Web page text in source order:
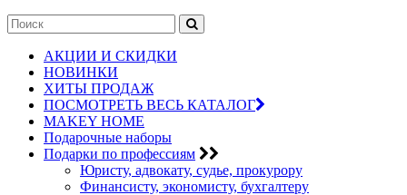
АКЦИИ И СКИДКИ
НОВИНКИ
ХИТЫ ПРОДАЖ
ПОСМОТРЕТЬ ВЕСЬ КАТАЛОГ
MAKEY HOME
Подарочные наборы
Подарки по профессиям
Юристу, адвокату, судье, прокурору
Финансисту, экономисту, бухгалтеру